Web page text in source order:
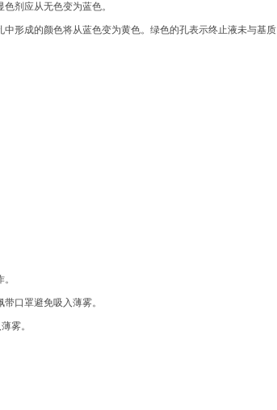
剂应从无色变为蓝色。
形成的颜色将从蓝色变为黄色。绿色的孔表示终止液未与基质
口罩避免吸入薄雾。
雾。